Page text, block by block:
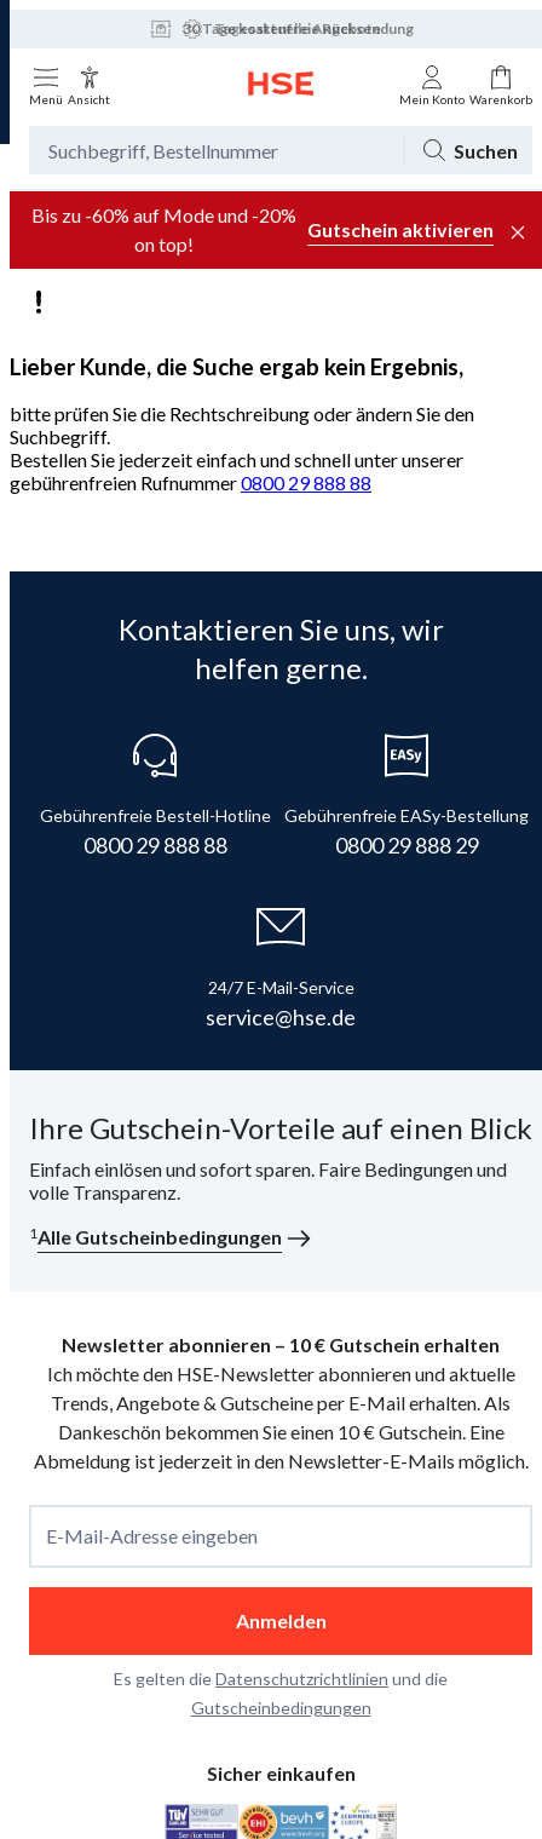
30 Tage kostenfreie Rücksendung
Tagesaktuelle Angebote
Menü Ansicht Mein Konto Warenkorb
Suchen
Bis zu -60% auf Mode und -20%
on top!
Gutschein aktivieren
Lieber Kunde, die Suche ergab kein Ergebnis,
bitte prüfen Sie die Rechtschreibung oder ändern Sie den
Suchbegriff.
Bestellen Sie jederzeit einfach und schnell unter unserer
gebührenfreien Rufnummer0800 29 888 88
Kontaktieren Sie uns, wir
helfen gerne.
Gebührenfreie Bestell-Hotline
0800 29 888 88
Gebührenfreie EASy-Bestellung
0800 29 888 29
24/7 E-Mail-Service
service@hse.de
Ihre Gutschein-Vorteile auf einen Blick
Einfach einlösen und sofort sparen. Faire Bedingungen und
volle Transparenz.
1Alle Gutscheinbedingungen
Newsletter abonnieren – 10 € Gutschein erhalten
Ich möchte den HSE-Newsletter abonnieren und aktuelle
Trends, Angebote & Gutscheine per E-Mail erhalten. Als
Dankeschön bekommen Sie einen 10 € Gutschein. Eine
Abmeldung ist jederzeit in den Newsletter-E-Mails möglich.
E-Mail-Adresse eingeben
Anmelden
Es gelten dieDatenschutzrichtlinien und die
Gutscheinbedingungen
Sicher einkaufen